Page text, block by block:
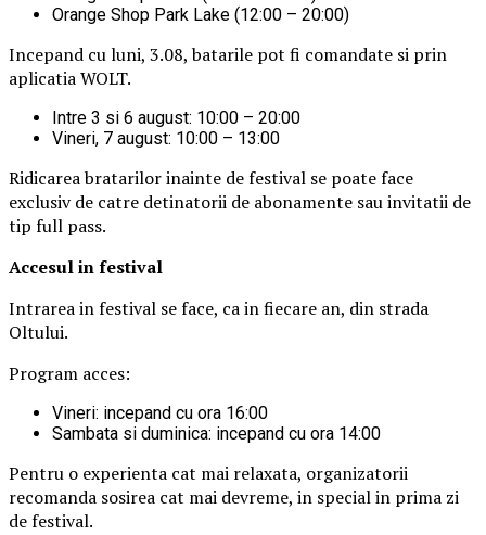
Orange Shop Park Lake (12:00 – 20:00)
Incepand cu luni, 3.08, batarile pot fi comandate si prin
aplicatia WOLT.
Intre 3 si 6 august: 10:00 – 20:00
Vineri, 7 august: 10:00 – 13:00
Ridicarea bratarilor inainte de festival se poate face
exclusiv de catre detinatorii de abonamente sau invitatii de
tip full pass.
Accesul in festival
Intrarea in festival se face, ca in fiecare an, din strada
Oltului.
Program acces:
Vineri: incepand cu ora 16:00
Sambata si duminica: incepand cu ora 14:00
Pentru o experienta cat mai relaxata, organizatorii
recomanda sosirea cat mai devreme, in special in prima zi
de festival.